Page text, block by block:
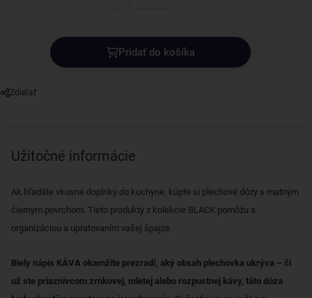
Pridať do košíka
Zdieľať
Užitočné informácie
Ak hľadáte vkusné doplnky do kuchyne, kúpte si plechové dózy s matným
čiernym povrchom. Tieto produkty z kolekcie BLACK pomôžu s
organizáciou a upratovaním vašej špajze.
Biely nápis KÁVA okamžite prezradí, aký obsah plechovka ukrýva – či
už ste priaznivcom zrnkovej, mletej alebo rozpustnej kávy, táto dóza